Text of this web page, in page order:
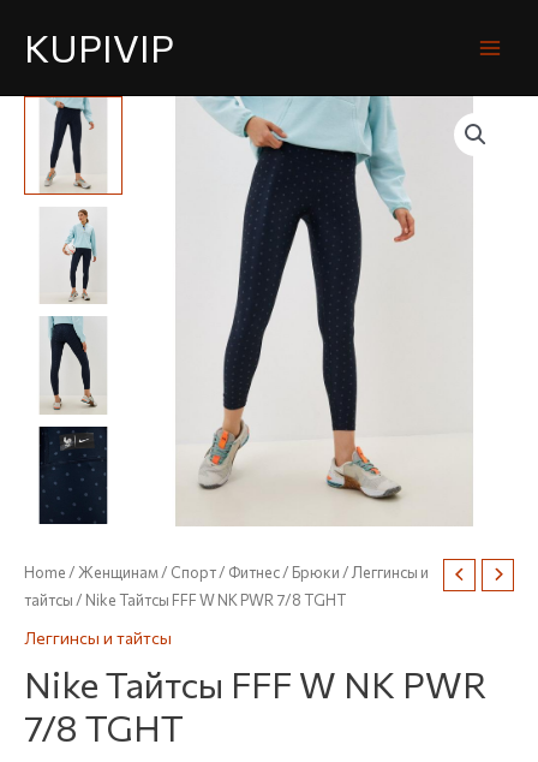
KUPIVIP
Home/Женщинам/ Спорт/ Фитнес/ Брюки/Леггинсы и
тайтсы/ Nike Тайтсы FFF W NK PWR 7/8 TGHT
Леггинсы и тайтсы
Nike Тайтсы FFF W NK PWR
7/8 TGHT